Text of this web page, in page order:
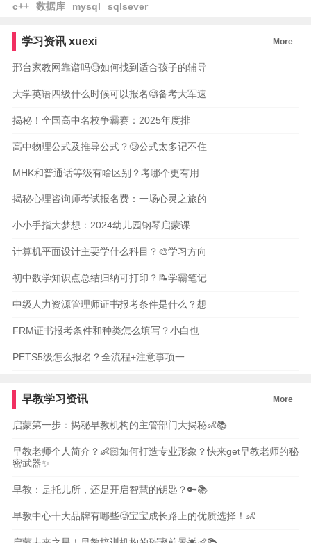
c++
数据库 mysql sqlsever
学习资讯 xuexi More
邢台家教网靠谱吗🧐如何找到适合孩子的辅导
大学英语四级什么时候可以报名🧐备考大军速
揭秘！全国高中名校争霸赛：2025年度排
高中物理公式及推导公式？🧐公式太多记不住
MHK和普通话等级有啥区别？考哪个更有用
揭秘心理咨询师考试报名费：一场心灵之旅的
小小手指大梦想：2024幼儿园钢琴启蒙课
计算机平面设计主要学什么科目？🎨学习方向
初中数学知识点总结归纳可打印？📝学霸笔记
中级人力资源管理师证书报考条件是什么？想
FRM证书报考条件和种类怎么填写？小白也
PETS5级怎么报名？全流程+注意事项一
早教学习资讯 More
启蒙第一步：揭秘早教机构的主管部门大揭秘👶📚
早教老师个人简介？👶🏻如何打造专业形象？快来get早教老师的秘
密武器✨
早教：是托儿所，还是开启智慧的钥匙？🔑📚
早教中心十大品牌有哪些🧐宝宝成长路上的优质选择！👶